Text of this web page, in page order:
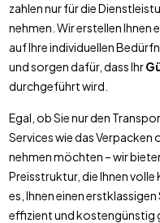
zahlen nur für die
nehmen. Wir erstellen
auf Ihre individuellen
und sorgen dafür, dass Ihr
durchgeführt wird.
Egal, ob Sie nur den
Services wie das Verpacken
nehmen möchten – wir
Preisstruktur, die Ihnen
es, Ihnen einen
effizient und kostengünstig